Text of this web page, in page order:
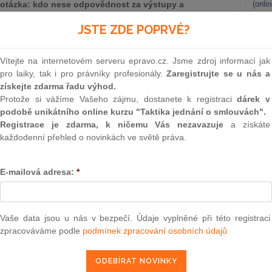
kdo nese odpovědnost za výstupy a
v pracovním prostředí? Právní pohled na tuto
vztahů vznikajících při využívání systémů umělé
v kontextu stávající české a evropské právní úpravy,
Vzhledem k absenci komplexní speciální úpravy
z obecných principů občanského zákoníku a zákoníku
jako věc, nikoliv jako subjekt p...více
prostředí
jednotná právní úprava komplexně regulující
systémů AI, a je proto nezbytné vycházet z již
přitom není považována za subjekt práva, ale za věc
vytvořený člověkem.
JSTE ZDE POPRVÉ?
Vítejte na internetovém serveru epravo.cz. Jsme zdroj informací jak
pro laiky, tak i pro právníky profesionály.Zaregistrujte se u nás a
získejte zdarma řadu výhod.
Protože si vážíme Vašeho zájmu, dostanete k registracidárek v
podobě unikátního online kurzu "Taktika jednání o smlouvách".
Registrace je zdarma, k ničemu Vás nezavazuje a získáte
každodenní přehled o novinkách ve světě práva.
E-mailová adresa: *
Vaše data jsou u nás v bezpečí. Údaje vyplněné při této registraci
zpracováváme podle podmínek zpracování osobních údajů